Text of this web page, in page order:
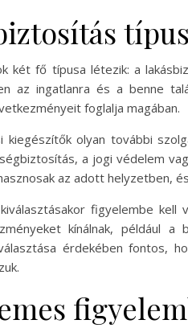
két fő típusa létezik: a
az ingatlanra és a benne
foglalja magában.
kiegészítők olyan további
a jogi védelem
az adott helyzetben,
figyelembe
kínálnak, például
érdekében fontos,